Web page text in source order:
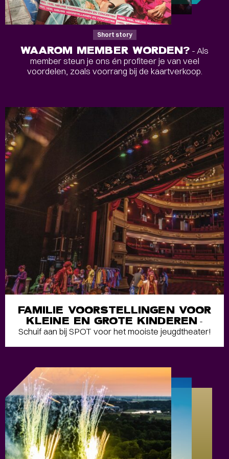
Short story
WAAROM MEMBER WORDEN? - Als
member steun je ons én profiteer je van veel
voordelen, zoals voorrang bij de kaartverkoop.
FAMILIE VOORSTELLINGEN VOOR
KLEINE EN GROTE KINDEREN -
Schuif aan bij SPOT voor het mooiste jeugdtheater!